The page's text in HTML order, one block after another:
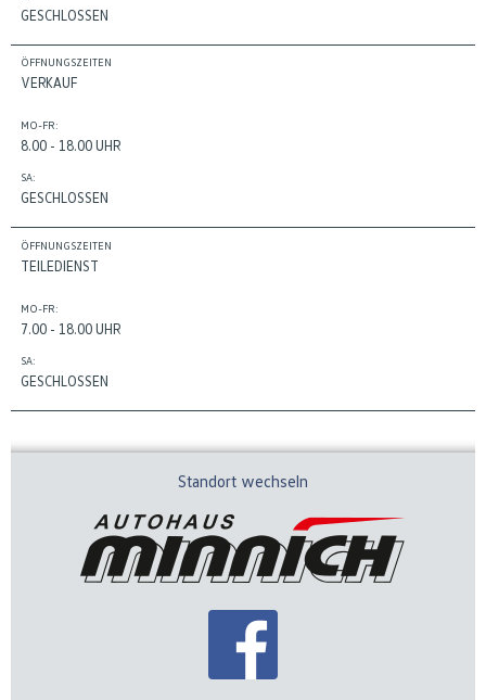
GESCHLOSSEN
ÖFFNUNGSZEITEN
VERKAUF
MO-FR:
8.00 - 18.00 UHR
SA:
GESCHLOSSEN
ÖFFNUNGSZEITEN
TEILEDIENST
MO-FR:
7.00 - 18.00 UHR
SA:
GESCHLOSSEN
Standort wechseln